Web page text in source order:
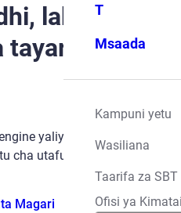
T
Msaada
Kampuni yetu
Wasiliana
Taarifa za SBT
Ofisi ya
lakini gari
yaliyopo kwa kutumia
cha utafutaji.
Magari